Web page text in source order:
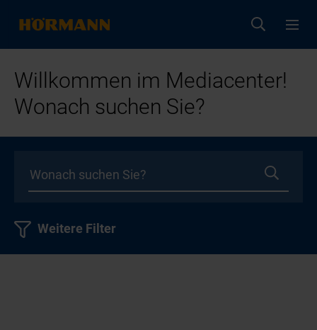
Willkommen im Mediacenter!
Wonach suchen Sie?
Weitere Filter